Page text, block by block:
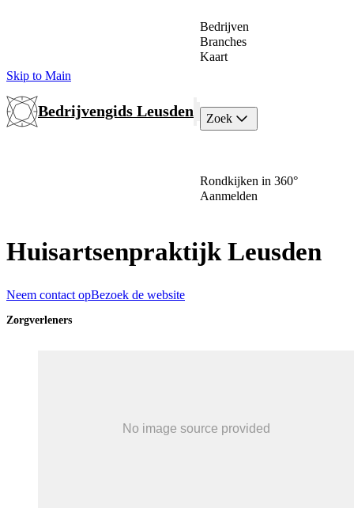
Skip to Main
Bedrijvengids Leusden
Bedrijven
Branches
Kaart
Zoek
Rondkijken in 360°
Aanmelden
Huisartsenpraktijk Leusden
Neem contact opBezoek de website
Zorgverleners